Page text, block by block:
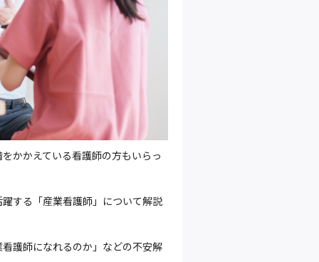
かかえている看護師の方もいらっ
する「産業看護師」について解説
護師になれるのか」などの不安解